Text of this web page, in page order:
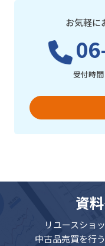
お気軽に
受付時
資
リユースショ
中古品売買を行